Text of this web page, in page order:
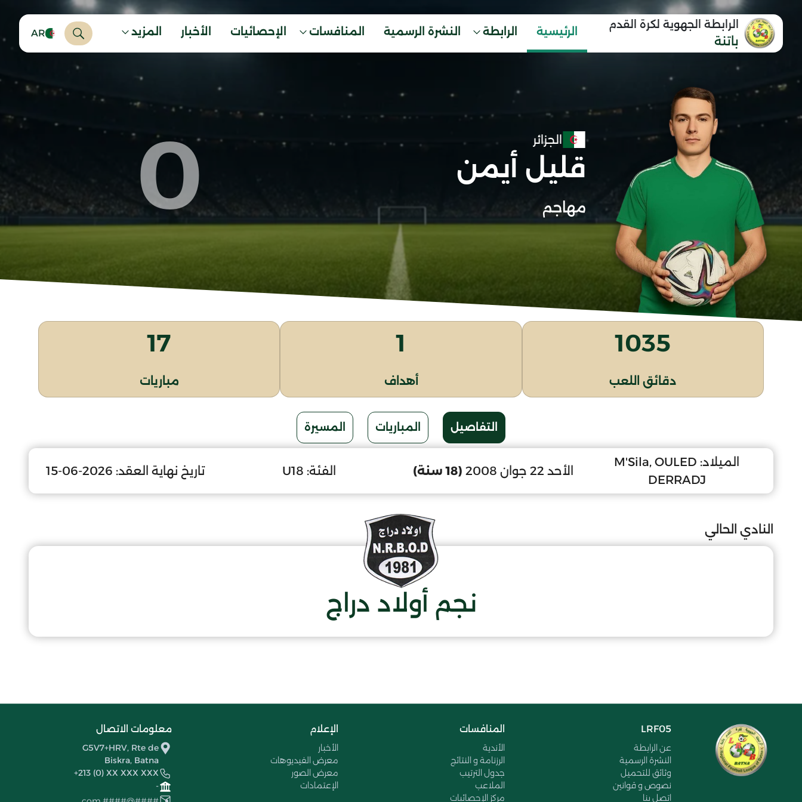
الرابطة الجهوية لكرة القدم
باتنة
الرئيسية الرابطة النشرة الرسمية المنافسات الإحصائيات الأخبار المزيد AR
الجزائر
قليل أيمن
مهاجم 0
1035
دقائق اللعب
1
أهداف
17
مباريات
التفاصيل المباريات المسيرة
الميلاد: M'Sila, OULED
DERRADJ
الأحد 22 جوان 2008 (18 سنة) الفئة: U18 تاريخ نهاية العقد: 2026-06-15
النادي الحالي
نجم أولاد دراج
LRF05
عن الرابطة
النشرة الرسمية
وثائق للتحميل
نصوص و قوانين
اتصل بنا
المنافسات
الأندية
الرزنامة و النتائج
جدول الترتيب
الملاعب
مركز الإحصائيات
الإعلام
الأخبار
معرض الفيديوهات
معرض الصور
الإعتمادات
معلومات الاتصال
G5V7+HRV, Rte de
Biskra, Batna
+213 (0) XX XXX XXX
-